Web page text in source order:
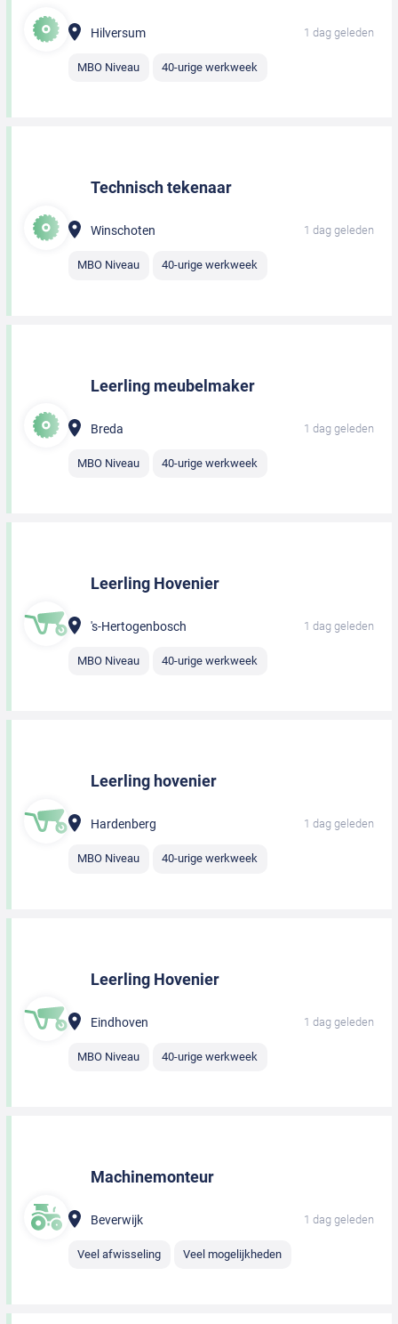
Hilversum 1 dag geleden
MBO Niveau 40-urige werkweek
Technisch tekenaar
Winschoten 1 dag geleden
MBO Niveau 40-urige werkweek
Leerling meubelmaker
Breda 1 dag geleden
MBO Niveau 40-urige werkweek
Leerling Hovenier
's-Hertogenbosch 1 dag geleden
MBO Niveau 40-urige werkweek
Leerling hovenier
Hardenberg 1 dag geleden
MBO Niveau 40-urige werkweek
Leerling Hovenier
Eindhoven 1 dag geleden
MBO Niveau 40-urige werkweek
Machinemonteur
Beverwijk 1 dag geleden
Veel afwisseling Veel mogelijkheden